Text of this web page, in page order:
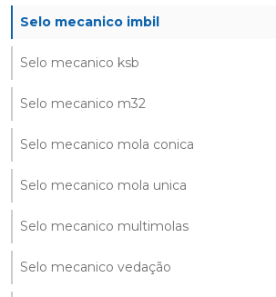
Selo mecanico imbil
Selo mecanico ksb
Selo mecanico m32
Selo mecanico mola conica
Selo mecanico mola unica
Selo mecanico multimolas
Selo mecanico vedação